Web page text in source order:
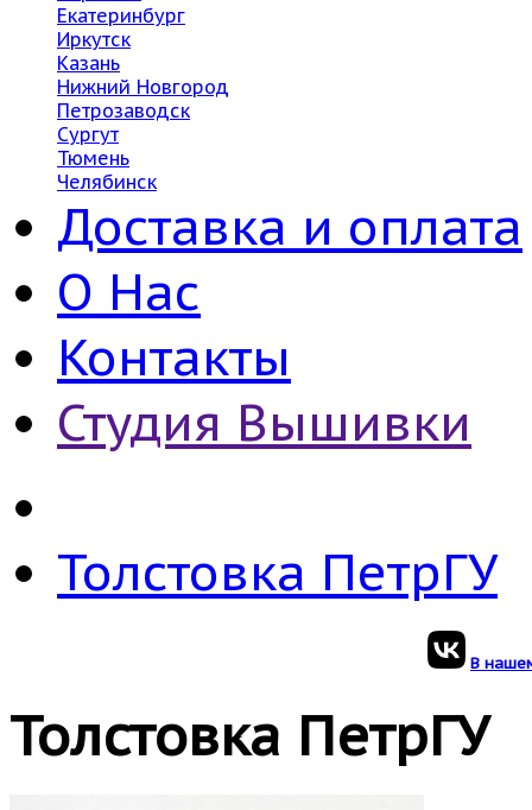
Екатеринбург
Иркутск
Казань
Нижний Новгород
Петрозаводск
Сургут
Тюмень
Челябинск
Доставка и оплата
О Нас
Контакты
Студия Вышивки
Толстовка ПетрГУ
В
Толстовка ПетрГУ